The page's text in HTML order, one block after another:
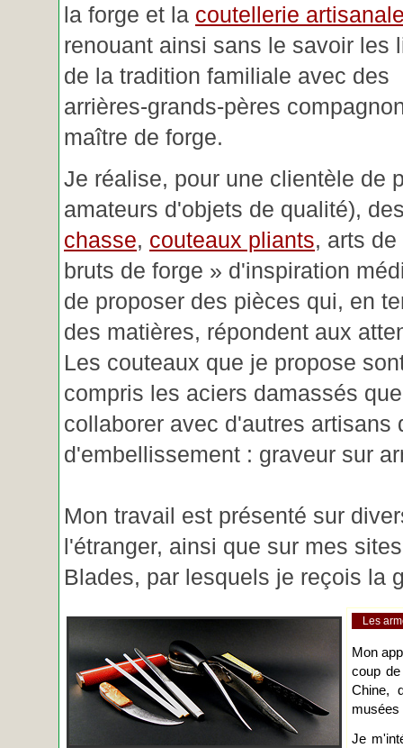
la forge et la coutellerie
renouant ainsi sans le savoir les
de la tradition familiale avec des
arrières-grands-pères
maître de forge.
Je réalise, pour une clientèle de
amateurs d'objets de qualité),
chasse, couteaux pliants, arts
bruts de forge » d'inspiration
de proposer des pièces qui, en
des matières, répondent aux
Les couteaux que je propose
compris les aciers damassés
collaborer avec d'autres artisans
d'embellissement : graveur sur
Mon travail est présenté sur
l'étranger, ainsi que sur mes
Blades, par lesquels je reçois la
Les
Mon
coup
Chine,
musées
Je